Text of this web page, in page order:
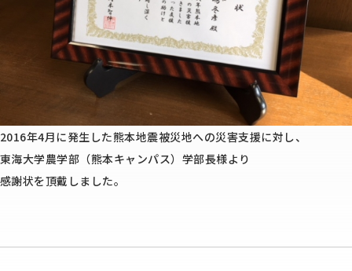
2016年4月に発生した熊本地震被災地への災害支援に対し、
東海大学農学部（熊本キャンパス）学部長様より
感謝状を頂戴しました。